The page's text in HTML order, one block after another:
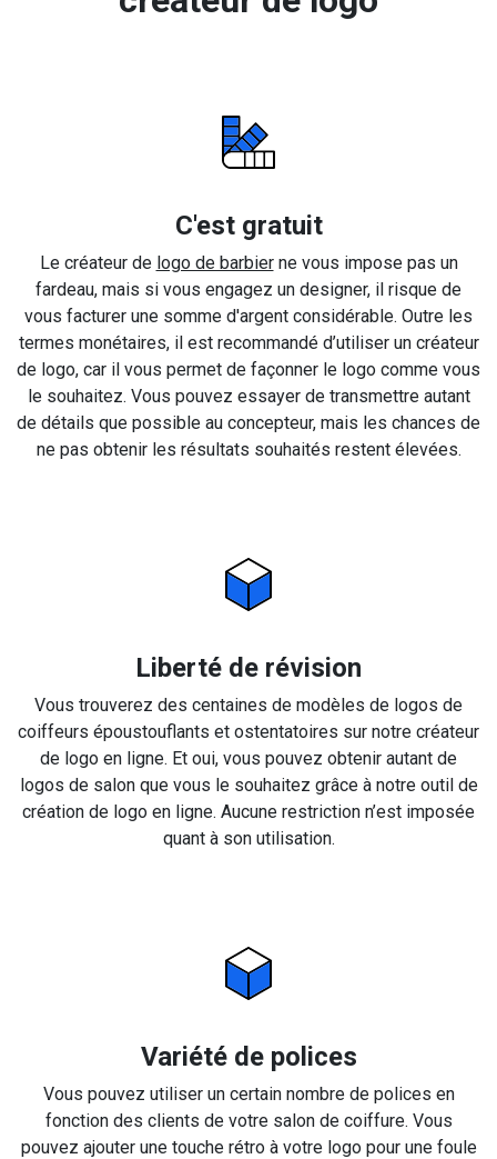
C'est gratuit
Le créateur de logo de barbierne vous impose pas un
fardeau, mais si vous engagez un designer, il risque de
vous facturer une somme d'argent considérable. Outre les
termes monétaires, il est recommandé d’utiliser un créateur
de logo, car il vous permet de façonner le logo comme vous
le souhaitez. Vous pouvez essayer de transmettre autant
de détails que possible au concepteur, mais les chances de
ne pas obtenir les résultats souhaités restent élevées.
Liberté de révision
Vous trouverez des centaines de modèles de logos de
coiffeurs époustouflants et ostentatoires sur notre créateur
de logo en ligne. Et oui, vous pouvez obtenir autant de
logos de salon que vous le souhaitez grâce à notre outil de
création de logo en ligne. Aucune restriction n’est imposée
quant à son utilisation.
Variété de polices
Vous pouvez utiliser un certain nombre de polices en
fonction des clients de votre salon de coiffure. Vous
pouvez ajouter une touche rétro à votre logo pour une foule